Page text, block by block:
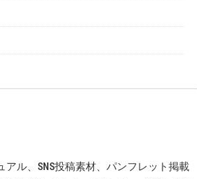
ル、SNS投稿素材、パンフレット掲載